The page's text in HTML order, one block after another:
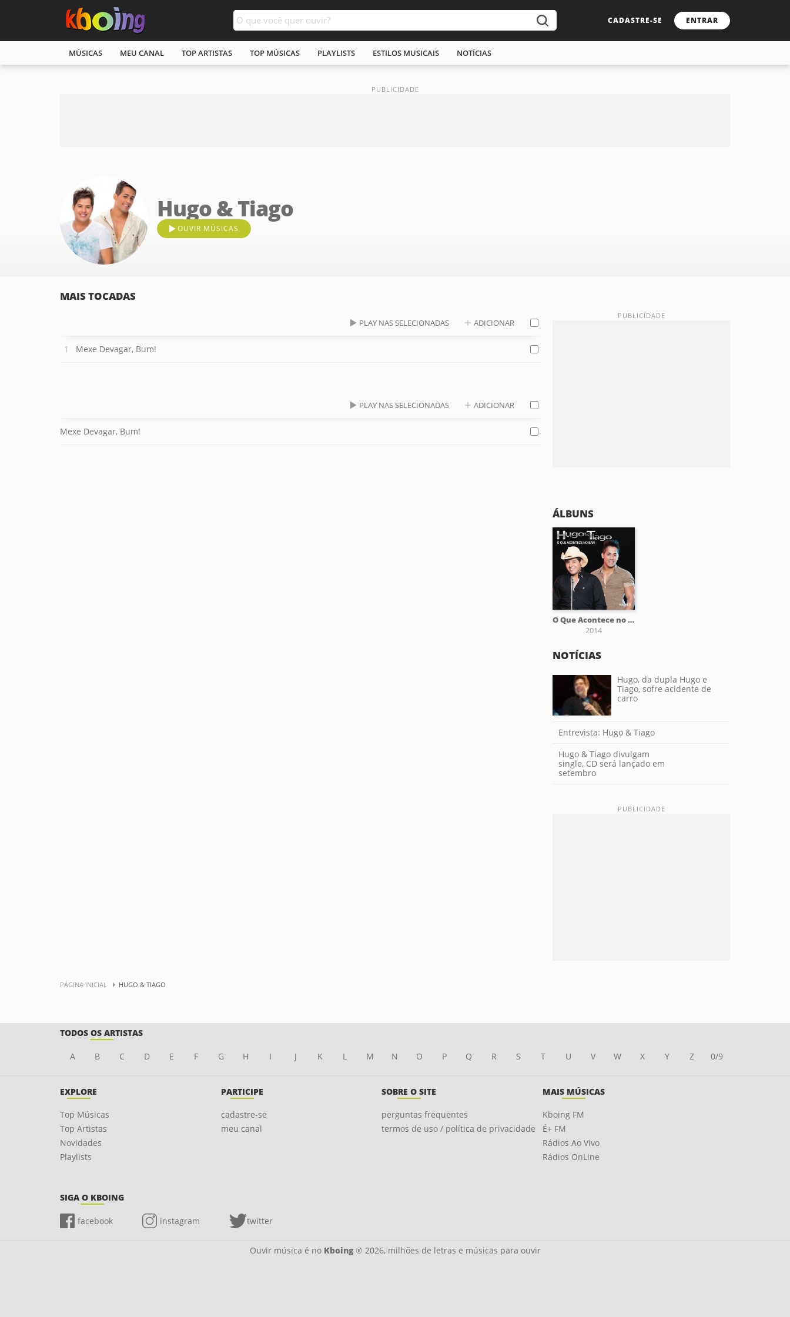
CADASTRE-SE ENTRAR
MÚSICAS MEU CANAL TOP ARTISTAS TOP MÚSICAS PLAYLISTS ESTILOS MUSICAIS NOTÍCIAS
Hugo & Tiago
OUVIR MÚSICAS
MAIS TOCADAS
PLAY NAS SELECIONADAS ADICIONAR
Mexe Devagar, Bum!
PLAY NAS SELECIONADAS ADICIONAR
Mexe Devagar, Bum!
ÁLBUNS
O Que Acontece no Bar, Vol. 6
2014
NOTÍCIAS
Hugo, da dupla Hugo e
Tiago, sofre acidente de
carro
Entrevista: Hugo & Tiago
Hugo & Tiago divulgam
single, CD será lançado em
setembro
PÁGINA INICIAL HUGO & TIAGO
TODOS OS ARTISTAS
A B C D E F G H I J K L M N O P Q R S T U V W X Y Z 0/9
EXPLORE
Top Músicas
Top Artistas
Novidades
Playlists
PARTICIPE
cadastre-se
meu canal
SOBRE O SITE
perguntas frequentes
termos de uso / política de privacidade
MAIS MÚSICAS
Kboing FM
É+ FM
Rádios Ao Vivo
Rádios OnLine
SIGA O KBOING
facebook instagram twitter
Ouvir música é no Kboing® 2026, milhões de letras e músicas para ouvir